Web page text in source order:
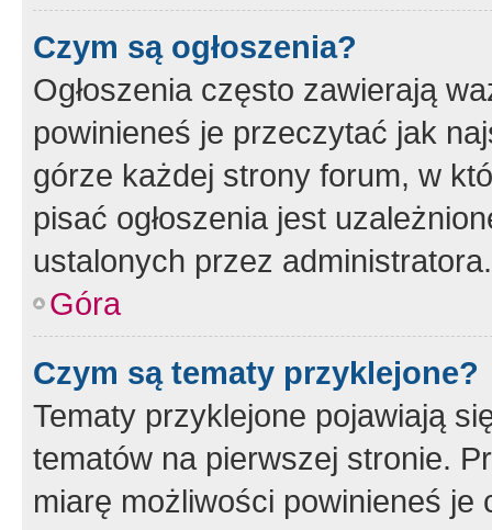
Czym są ogłoszenia?
Ogłoszenia często zawierają
powinieneś je przeczytać jak
górze każdej strony forum, w
pisać ogłoszenia jest
ustalonych przez administratora.
Góra
Czym są tematy przyklejone?
Tematy przyklejone pojawiają
tematów na pierwszej stronie.
miarę możliwości powinieneś je